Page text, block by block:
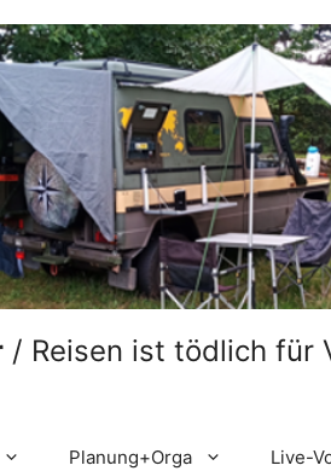
/ Reisen ist tödlich für
Planung+Orga Live-